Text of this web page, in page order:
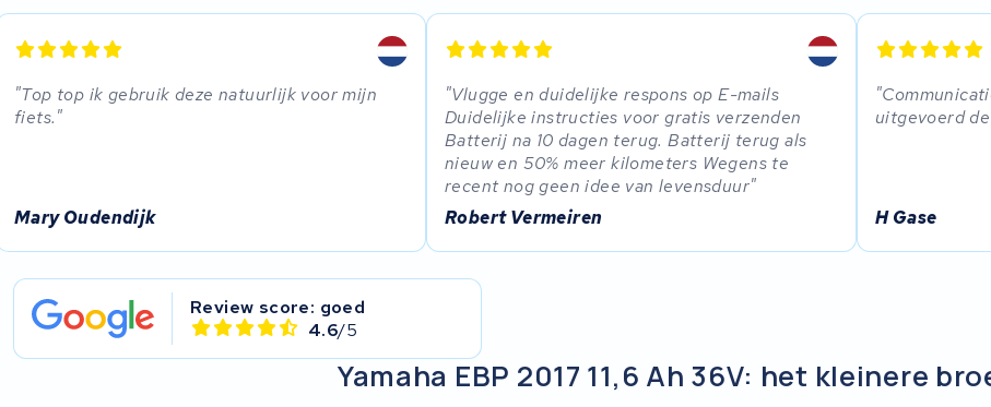
Top top ik gebruik deze natuurlijk voor mijn
fiets.
Mary Oudendijk
Vlugge en duidelijke respons op E-mails
Duidelijke instructies voor gratis verzenden
Batterij na 10 dagen terug. Batterij terug als
nieuw en 50% meer kilometers Wegens te
recent nog geen idee van levensduur
Robert Vermeiren
uitgevoerd
H Gase
Review score: goed
4.6/5
Yamaha EBP 2017 11,6 Ah 36V: het kleinere